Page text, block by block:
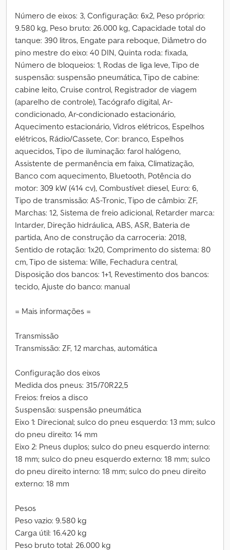
Número de eixos: 3, Configuração: 6x2, Peso próprio:
9.580 kg, Peso bruto: 26.000 kg, Capacidade total do
tanque: 390 litros, Engate para reboque, Diâmetro do
pino mestre do eixo: 40 DIN, Quinta roda: fixada,
Número de bloqueios: 1, Rodas de liga leve, Tipo de
suspensão: suspensão pneumática, Tipo de cabine:
cabine leito, Cruise control, Registrador de viagem
(aparelho de controle), Tacógrafo digital, Ar-
condicionado, Ar-condicionado estacionário,
Aquecimento estacionário, Vidros elétricos, Espelhos
elétricos, Rádio/Cassete, Cor: branco, Espelhos
aquecidos, Tipo de iluminação: farol halógeno,
Assistente de permanência em faixa, Climatização,
Banco com aquecimento, Bluetooth, Potência do
motor: 309 kW (414 cv), Combustível: diesel, Euro: 6,
Tipo de transmissão: AS-Tronic, Tipo de câmbio: ZF,
Marchas: 12, Sistema de freio adicional, Retarder marca:
Intarder, Direção hidráulica, ABS, ASR, Bateria de
partida, Ano de construção da carroceria: 2018,
Sentido de rotação: 1x20, Comprimento do sistema: 80
cm, Tipo de sistema: Wille, Fechadura central,
Disposição dos bancos: 1+1, Revestimento dos bancos:
tecido, Ajuste do banco: manual
= Mais informações =
Transmissão
Transmissão: ZF, 12 marchas, automática
Configuração dos eixos
Medida dos pneus: 315/70R22,5
Freios: freios a disco
Suspensão: suspensão pneumática
Eixo 1: Direcional; sulco do pneu esquerdo: 13 mm; sulco
do pneu direito: 14 mm
Eixo 2: Pneus duplos; sulco do pneu esquerdo interno:
18 mm; sulco do pneu esquerdo externo: 18 mm; sulco
do pneu direito interno: 18 mm; sulco do pneu direito
externo: 18 mm
Pesos
Peso vazio: 9.580 kg
Carga útil: 16.420 kg
Peso bruto total: 26.000 kg